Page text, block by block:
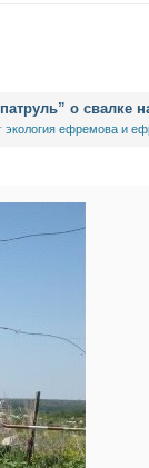
о свалке
экология ефремова и